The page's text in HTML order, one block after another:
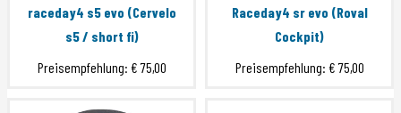
raceday4 s5 evo (Cervelo
s5 / short fi)
Preisempfehlung: € 75,00
Raceday4 sr evo (Roval
Cockpit)
Preisempfehlung: € 75,00